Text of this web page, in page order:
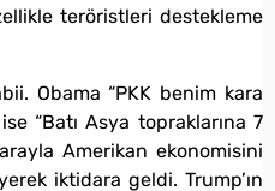
teröristleri destekleme
Obama “PKK benim kara
“Batı Asya topraklarına 7
Amerikan ekonomisini
iktidara geldi. Trump’ın